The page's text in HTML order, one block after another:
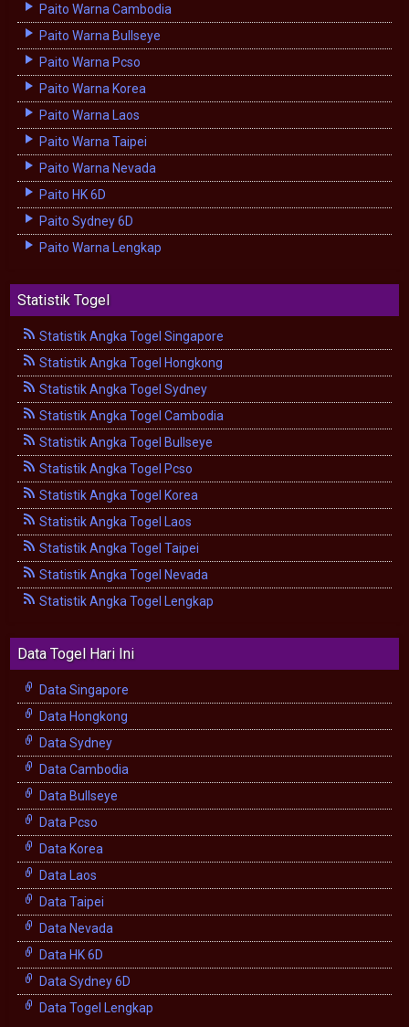
Paito Warna Cambodia
Paito Warna Bullseye
Paito Warna Pcso
Paito Warna Korea
Paito Warna Laos
Paito Warna Taipei
Paito Warna Nevada
Paito HK 6D
Paito Sydney 6D
Paito Warna Lengkap
Statistik Togel
Statistik Angka Togel Singapore
Statistik Angka Togel Hongkong
Statistik Angka Togel Sydney
Statistik Angka Togel Cambodia
Statistik Angka Togel Bullseye
Statistik Angka Togel Pcso
Statistik Angka Togel Korea
Statistik Angka Togel Laos
Statistik Angka Togel Taipei
Statistik Angka Togel Nevada
Statistik Angka Togel Lengkap
Data Togel Hari Ini
Data Singapore
Data Hongkong
Data Sydney
Data Cambodia
Data Bullseye
Data Pcso
Data Korea
Data Laos
Data Taipei
Data Nevada
Data HK 6D
Data Sydney 6D
Data Togel Lengkap